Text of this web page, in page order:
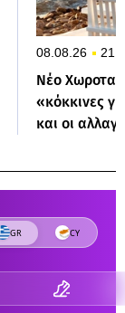
08.08.26
Νέο
«κόκκινες
και οι